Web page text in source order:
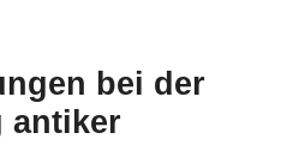
bei der
antiker